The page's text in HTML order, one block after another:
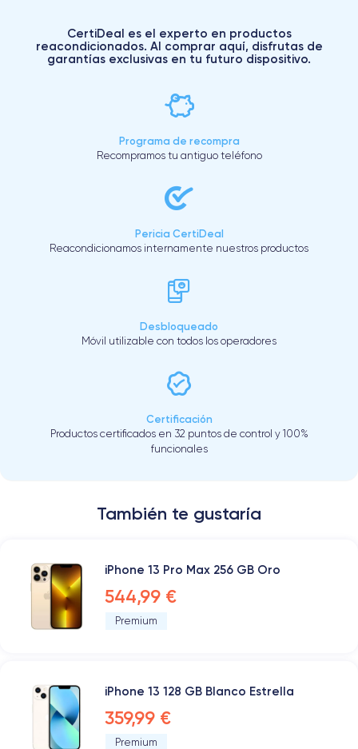
CertiDeal es el experto en productos
reacondicionados. Al comprar aquí, disfrutas de
garantías exclusivas en tu futuro dispositivo.
Programa de recompra
Recompramos tu antiguo teléfono
Pericia CertiDeal
Reacondicionamos internamente nuestros productos
Desbloqueado
Móvil utilizable con todos los operadores
Certificación
Productos certificados en 32 puntos de control y 100%
funcionales
También te gustaría
iPhone 13 Pro Max 256 GB Oro
544,99 €
Premium
iPhone 13 128 GB Blanco Estrella
359,99 €
Premium